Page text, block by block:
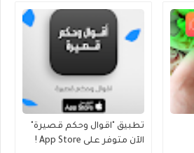
تطبيق "اقوال وحكم قصيرة"
الآن متوفر على App Store !